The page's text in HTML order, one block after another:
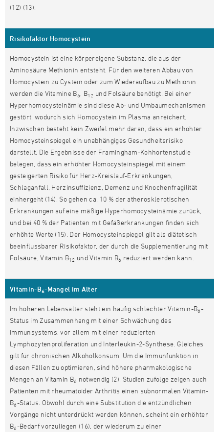
(12) (13).
Risikofaktor Homocystein
Homocystein ist eine körpereigene Substanz, die aus der
Aminosäure Methionin entsteht. Für den weiteren Abbau von
Homocystein zu Cystein oder zum Wiederaufbau zu Methionin
werden die Vitamine B6 , B12 und Folsäure benötigt. Bei einer
Hyperhomocysteinämie sind diese Ab- und Umbaumechanismen
gestört, wodurch sich Homocystein im Plasma anreichert.
Inzwischen besteht kein Zweifel mehr daran, dass ein erhöhter
Homocysteinspiegel ein unabhängiges Gesundheitsrisiko
darstellt. Die Ergebnisse der Framingham-Kohhortenstudie
belegen, dass ein erhöhter Homocysteinspiegel mit einem
gesteigerten Risiko für Herz-Kreislauf-Erkrankungen,
Schlaganfall, Herzinsuffizienz, Demenz und Knochenfragilität
einhergeht (14). So gehen ca. 10 % der atherosklerotischen
Erkrankungen auf eine mäßige Hyperhomocysteinämie zurück,
und bei 40 % der Patienten mit Gefäßerkrankungen finden sich
erhöhte Werte (15). Der Homocysteinspiegel gilt als diätetisch
beeinflussbarer Risikofaktor, der durch die Supplementierung mit
Folsäure, Vitamin B12 und Vitamin B6 reduziert werden kann.
Vitamin-B6-Mangel im Alter
Im höheren Lebensalter steht ein häufig schlechter Vitamin-B6-
Status im Zusammenhang mit einer Schwächung des
Immunsystems, vor allem mit einer reduzierten
Lymphozytenproliferation und Interleukin-2-Synthese. Gleiches
gilt für chronischen Alkoholkonsum. Um die Immunfunktion in
diesen Fällen zu optimieren, sind höhere pharmakologische
Mengen an Vitamin B6 notwendig (2). Studien zufolge zeigen auch
Patienten mit rheumatoider Arthritis einen subnormalen Vitamin-
B6-Status. Obwohl durch eine Substitution die entzündlichen
Vorgänge nicht unterdrückt werden können, scheint ein erhöhter
B6-Bedarf vorzuliegen (16), der wiederum zu einer